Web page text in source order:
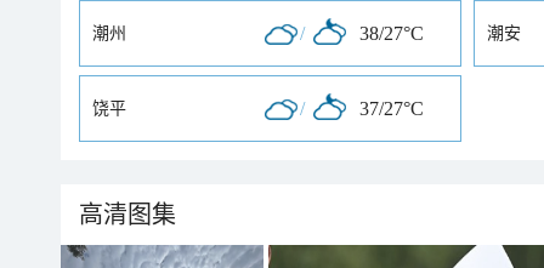
潮州 / 38/27°C 潮安
饶平 / 37/27°C
高清图集